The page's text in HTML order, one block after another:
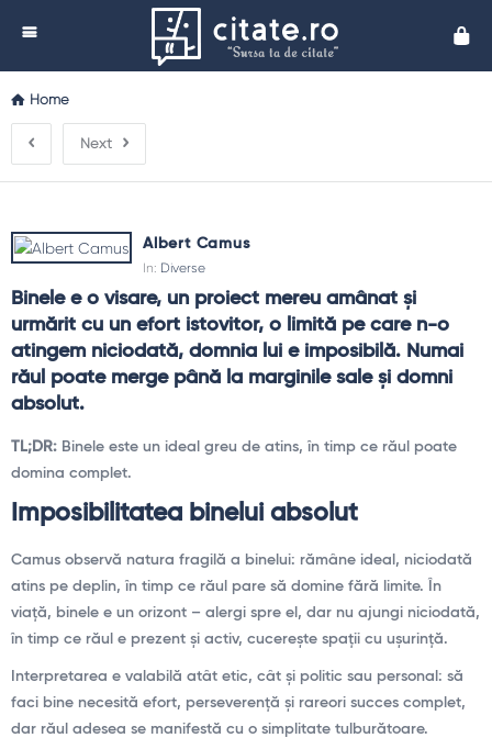
Home
Next
Albert Camus
In: Diverse
Binele e o visare, un proiect mereu amânat și
urmărit cu un efort istovitor, o limită pe care n-o
atingem niciodată, domnia lui e imposibilă. Numai
răul poate merge până la marginile sale și domni
absolut.
TL;DR: Binele este un ideal greu de atins, în timp ce răul poate
domina complet.
Imposibilitatea binelui absolut
Camus observă natura fragilă a binelui: rămâne ideal, niciodată
atins pe deplin, în timp ce răul pare să domine fără limite. În
viață, binele e un orizont – alergi spre el, dar nu ajungi niciodată,
în timp ce răul e prezent și activ, cucerește spații cu ușurință.
Interpretarea e valabilă atât etic, cât și politic sau personal: să
faci bine necesită efort, perseverență și rareori succes complet,
dar răul adesea se manifestă cu o simplitate tulburătoare.